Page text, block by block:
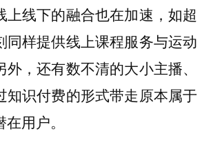
上线下的融合也在加速，如超
同样提供线上课程服务与运动
，还有数不清的大小主播、
知识付费的形式带走原本属于
用户。